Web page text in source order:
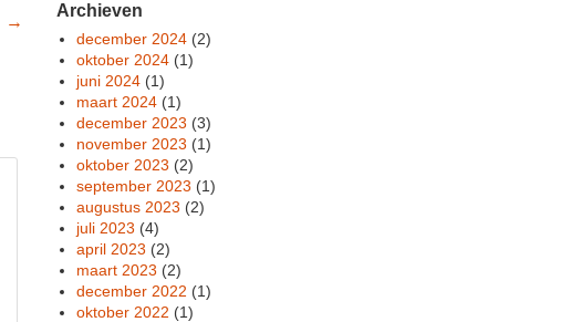
→
Archieven
december 2024 (2)
oktober 2024 (1)
juni 2024 (1)
maart 2024 (1)
december 2023 (3)
november 2023 (1)
oktober 2023 (2)
september 2023 (1)
augustus 2023 (2)
juli 2023 (4)
april 2023 (2)
maart 2023 (2)
december 2022 (1)
oktober 2022 (1)